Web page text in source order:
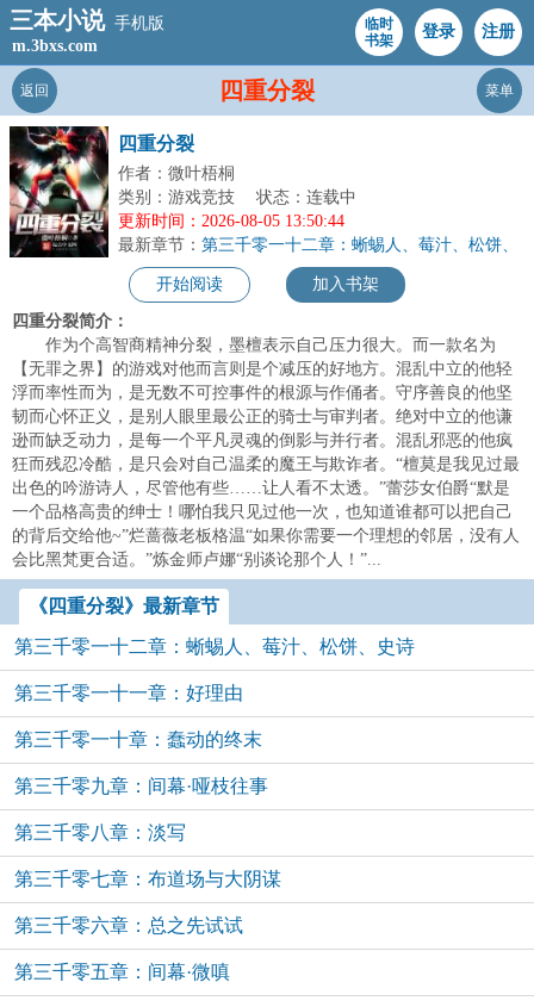
三本小说 手机版
m.3bxs.com
临时
书架
登录 注册
四重分裂
返回 菜单
四重分裂
作者：微叶梧桐
类别：游戏竞技
状态：连载中
更新时间：2026-08-05 13:50:44
最新章节： 第三千零一十二章：蜥蜴人、莓汁、松饼、
史诗
开始阅读
加入书架
四重分裂简介：
作为个高智商精神分裂，墨檀表示自己压力很大。而一款名为
【无罪之界】的游戏对他而言则是个减压的好地方。混乱中立的他轻
浮而率性而为，是无数不可控事件的根源与作俑者。守序善良的他坚
韧而心怀正义，是别人眼里最公正的骑士与审判者。绝对中立的他谦
逊而缺乏动力，是每一个平凡灵魂的倒影与并行者。混乱邪恶的他疯
狂而残忍冷酷，是只会对自己温柔的魔王与欺诈者。“檀莫是我见过最
出色的吟游诗人，尽管他有些……让人看不太透。”蕾莎女伯爵“默是
一个品格高贵的绅士！哪怕我只见过他一次，也知道谁都可以把自己
的背后交给他~”烂蔷薇老板格温“如果你需要一个理想的邻居，没有人
会比黑梵更合适。”炼金师卢娜“别谈论那个人！”...
《四重分裂》最新章节
第三千零一十二章：蜥蜴人、莓汁、松饼、史诗
第三千零一十一章：好理由
第三千零一十章：蠢动的终末
第三千零九章：间幕·哑枝往事
第三千零八章：淡写
第三千零七章：布道场与大阴谋
第三千零六章：总之先试试
第三千零五章：间幕·微嗔